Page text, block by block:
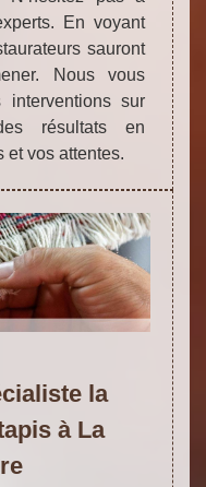
En voyant
sauront
Nous vous
interventions sur
résultats en
et vos attentes.
la
à La